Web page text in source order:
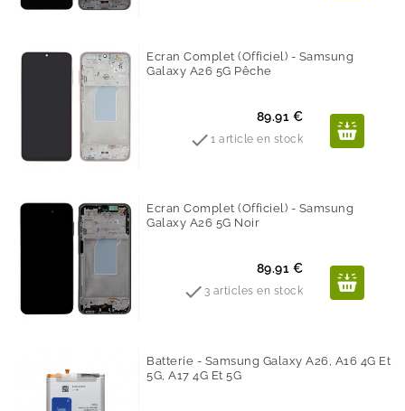
Ecran Complet (Officiel) - Samsung
Galaxy A26 5G Pêche
Prix
89.91 €
1 article en stock
Ecran Complet (Officiel) - Samsung
Galaxy A26 5G Noir
Prix
89.91 €
 3 articles en stock
Batterie - Samsung Galaxy A26, A16 4G Et
5G, A17 4G Et 5G